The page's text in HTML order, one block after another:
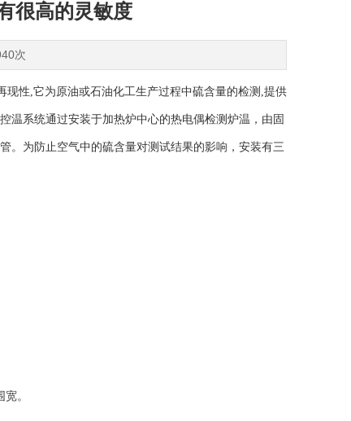
很高的灵敏度
次
性,它为原油或石油化工生产过程中硫含量的检测,提供
温系统通过安装于加热炉中心的热电偶检测炉温，由固
。为防止空气中的硫含量对测试结果的影响，安装有三
。